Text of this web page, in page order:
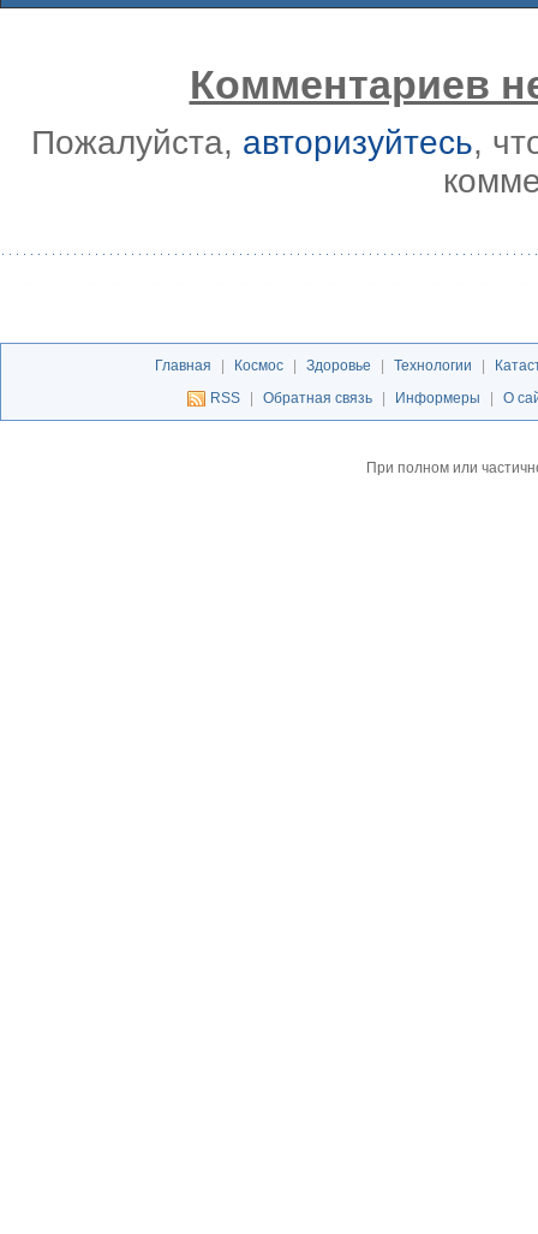
Комментариев
Пожалуйста, авторизуйтесь,
Главная | Космос | Здоровье | Технологии |
RSS
| Обратная связь | Информеры | О
При полном или